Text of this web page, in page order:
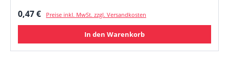
Regulärer Preis:
0,47 € Preise inkl. MwSt. zzgl. Versandkosten
In den Warenkorb